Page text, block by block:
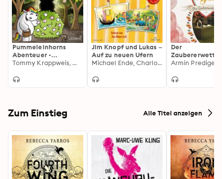
Pummeleinhorns
Abenteuer -
Marshmallowbeeren
Tommy Krappweis, Mikkel Robrahn, Steffi Engel
Jim Knopf und Lukas –
Auf zu neuen Ufern
Michael Ende, Charlotte Lyne
Der
(Das Original-
Armin Prediger
Zum Einstieg Alle Titel anzeigen